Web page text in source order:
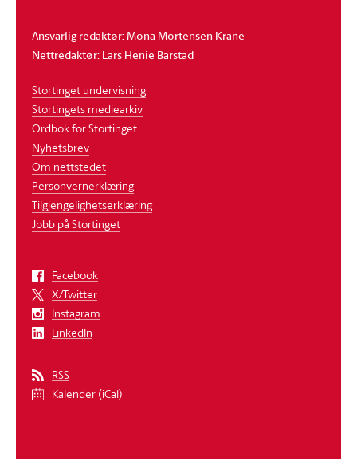
Ansvarlig redaktør: Mona Mortensen Krane
Nettredaktør: Lars Henie Barstad
Stortinget undervisning
Stortingets mediearkiv
Ordbok for Stortinget
Nyhetsbrev
Om nettstedet
Personvernerklæring
Tilgjengelighetserklæring
Jobb på Stortinget
Facebook
X/Twitter
Instagram
LinkedIn
RSS
Kalender (iCal)